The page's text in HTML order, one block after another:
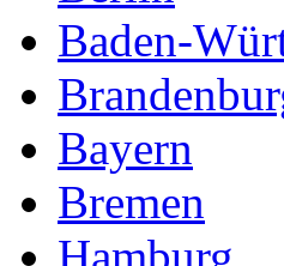
Baden-
Bayern
Bremen
Hamburg